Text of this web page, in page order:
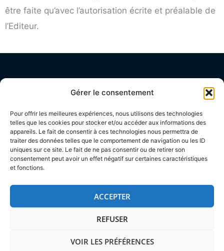
Gérer le consentement
Pour offrir les meilleures expériences, nous utilisons des technologies
telles que les cookies pour stocker et/ou accéder aux informations des
appareils. Le fait de consentir à ces technologies nous permettra de
traiter des données telles que le comportement de navigation ou les ID
uniques sur ce site. Le fait de ne pas consentir ou de retirer son
consentement peut avoir un effet négatif sur certaines caractéristiques
et fonctions.
ACCEPTER
REFUSER
VOIR LES PRÉFÉRENCES
être faite qu’avec l’autorisation écrite et préalable de
l’Editeur.
OLADIS
15 Avenue André Diligent – Parabole IV
59100 Roubaix – France
Ce site est protégé par reCAPTCHA. Lapolitique de confidentialité